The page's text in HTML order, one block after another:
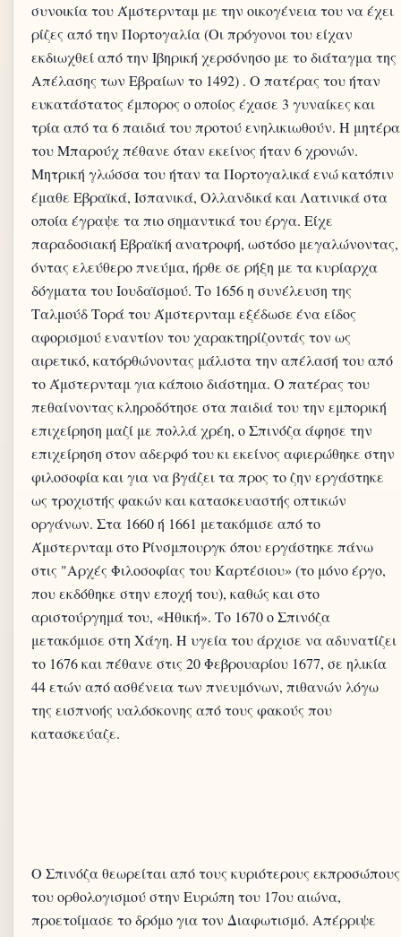
συνοικία του Άμστερνταμ με την οικογένεια του να έχει
ρίζες από την Πορτογαλία (Οι πρόγονοι του είχαν
εκδιωχθεί από την Ιβηρική χερσόνησο με το διάταγμα της
Απέλασης των Εβραίων το 1492) . Ο πατέρας του ήταν
ευκατάστατος έμπορος ο οποίος έχασε 3 γυναίκες και
τρία από τα 6 παιδιά του προτού ενηλικιωθούν. Η μητέρα
του Μπαρούχ πέθανε όταν εκείνος ήταν 6 χρονών.
Μητρική γλώσσα του ήταν τα Πορτογαλικά ενώ κατόπιν
έμαθε Εβραϊκά, Ισπανικά, Ολλανδικά και Λατινικά στα
οποία έγραψε τα πιο σημαντικά του έργα. Είχε
παραδοσιακή Εβραϊκή ανατροφή, ωστόσο μεγαλώνοντας,
όντας ελεύθερο πνεύμα, ήρθε σε ρήξη με τα κυρίαρχα
δόγματα του Ιουδαϊσμού. Το 1656 η συνέλευση της
Ταλμούδ Τορά του Άμστερνταμ εξέδωσε ένα είδος
αφορισμού εναντίον του χαρακτηρίζοντάς τον ως
αιρετικό, κατόρθώνοντας μάλιστα την απέλασή του από
το Άμστερνταμ για κάποιο διάστημα. Ο πατέρας του
πεθαίνοντας κληροδότησε στα παιδιά του την εμπορική
επιχείρηση μαζί με πολλά χρέη, ο Σπινόζα άφησε την
επιχείρηση στον αδερφό του κι εκείνος αφιερώθηκε στην
φιλοσοφία και για να βγάζει τα προς το ζην εργάστηκε
ως τροχιστής φακών και κατασκευαστής οπτικών
οργάνων. Στα 1660 ή 1661 μετακόμισε από το
Άμστερνταμ στο Ρίνσμπουργκ όπου εργάστηκε πάνω
στις "Αρχές Φιλοσοφίας του Καρτέσιου» (το μόνο έργο,
που εκδόθηκε στην εποχή του), καθώς και στο
αριστούργημά του, «Ηθική». Το 1670 ο Σπινόζα
μετακόμισε στη Χάγη. Η υγεία του άρχισε να αδυνατίζει
το 1676 και πέθανε στις 20 Φεβρουαρίου 1677, σε ηλικία
44 ετών από ασθένεια των πνευμόνων, πιθανών λόγω
της εισπνοής υαλόσκονης από τους φακούς που
κατασκεύαζε.
Ο Σπινόζα θεωρείται από τους κυριότερους εκπροσώπους
του ορθολογισμού στην Ευρώπη του 17ου αιώνα,
προετοίμασε το δρόμο για τον Διαφωτισμό. Απέρριψε